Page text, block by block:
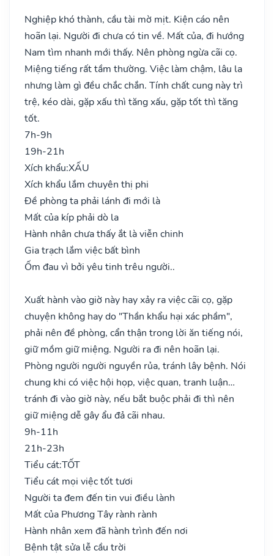
Nghiệp khó thành, cầu tài mờ mịt. Kiện cáo nên
hoãn lại. Người đi chưa có tin về. Mất của, đi hướng
Nam tìm nhanh mới thấy. Nên phòng ngừa cãi cọ.
Miệng tiếng rất tầm thường. Việc làm chậm, lâu la
nhưng làm gì đều chắc chắn. Tính chất cung này trì
trệ, kéo dài, gặp xấu thì tăng xấu, gặp tốt thì tăng
tốt.
7h-9h
19h-21h
Xích khẩu:XẤU
Xích khẩu lắm chuyên thị phi
Đề phòng ta phải lánh đi mới là
Mất của kíp phải dò la
Hành nhân chưa thấy ắt là viễn chinh
Gia trạch lắm việc bất bình
Ốm đau vì bởi yêu tinh trêu người..
Xuất hành vào giờ này hay xảy ra việc cãi cọ, gặp
chuyện không hay do "Thần khẩu hại xác phầm",
phải nên đề phòng, cẩn thận trong lời ăn tiếng nói,
giữ mồm giữ miệng. Người ra đi nên hoãn lại.
Phòng người người nguyền rủa, tránh lây bệnh. Nói
chung khi có việc hội họp, việc quan, tranh luận…
tránh đi vào giờ này, nếu bắt buộc phải đi thì nên
giữ miệng dễ gây ẩu đả cãi nhau.
9h-11h
21h-23h
Tiểu cát:TỐT
Tiểu cát mọi việc tốt tươi
Người ta đem đến tin vui điều lành
Mất của Phương Tây rành rành
Hành nhân xem đã hành trình đến nơi
Bệnh tật sửa lễ cầu trời